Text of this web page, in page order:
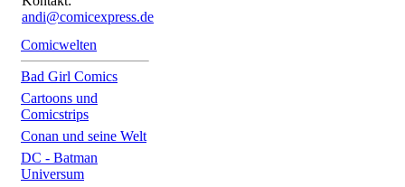
andi@comicexpress.de
Comicwelten
Bad Girl Comics
Cartoons und
Comicstrips
Conan und seine Welt
DC - Batman
Universum